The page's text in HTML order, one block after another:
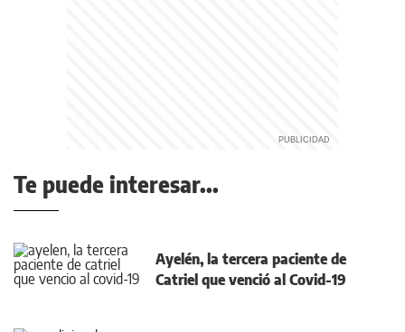
Te puede interesar...
Ayelén, la tercera paciente de
Catriel que venció al Covid-19